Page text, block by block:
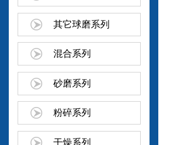
其它球磨系列
混合系列
砂磨系列
粉碎系列
干燥系列